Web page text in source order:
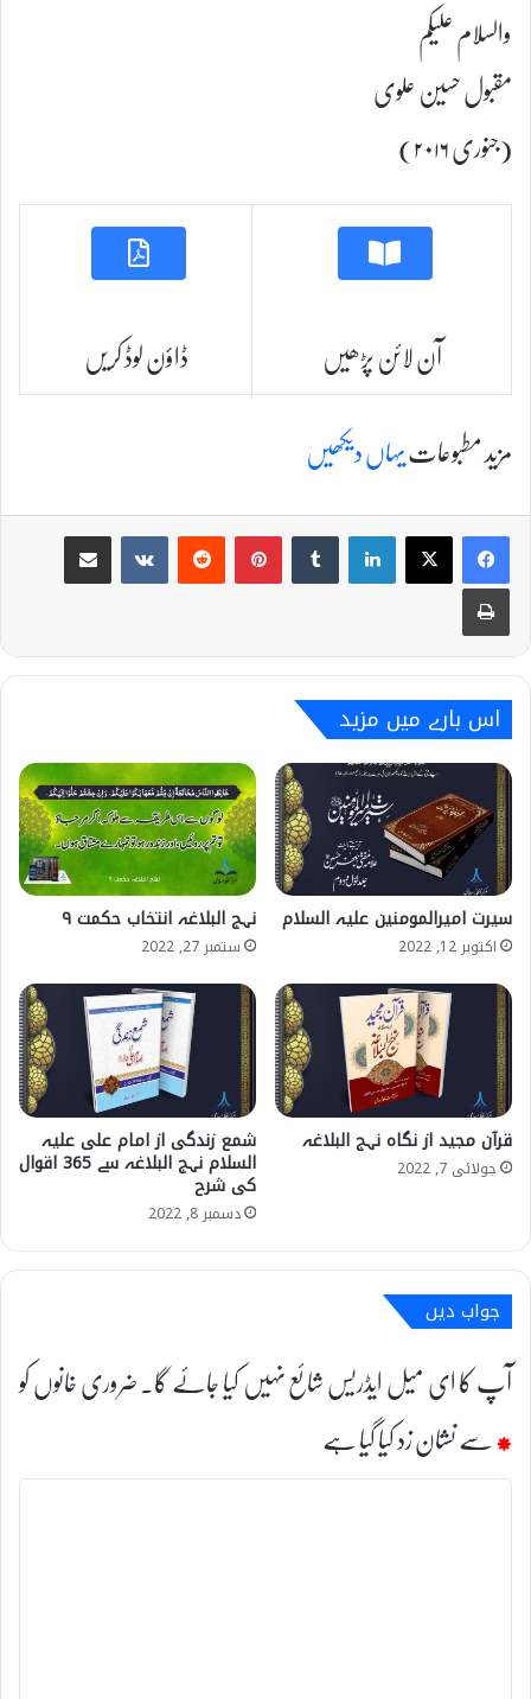
والسلام علیکم
مقبول حسین علوی
(جنوری ۲۰۱۶)
آن لائن پڑھیں
ڈاؤن لوڈ کریں
مزید مطبوعاتیہاں دیکھیں
اس بارے میں مزید
سیرت امیرالمومنین علیہ السلام
اکتوبر 12, 2022
نہج البلاغہ انتخاب حکمت ۹
ستمبر 27, 2022
قرآن مجید از نگاہ نہج البلاغہ
جولائی 7, 2022
شمع زندگی از امام علی علیہ
السلام نہج البلاغہ سے 365 اقوال
کی شرح
دسمبر 8, 2022
جواب دیں
آپ کا ای میل ایڈریس شائع نہیں کیا جائے گا۔ضروری خانوں کو
*سے نشان زد کیا گیا ہے
ت